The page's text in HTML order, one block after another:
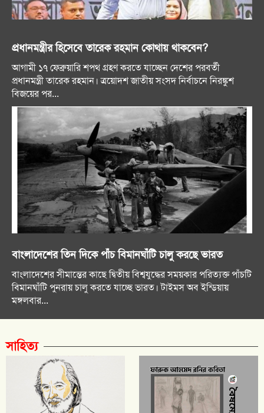
প্রধানমন্ত্রীর হিসেবে তারেক রহমান কোথায় থাকবেন?
আগামী ১৭ ফেব্রুয়ারি শপথ গ্রহণ করতে যাচ্ছেন দেশের পরবর্তী
প্রধানমন্ত্রী তারেক রহমান। ত্রয়োদশ জাতীয় সংসদ নির্বাচনে নিরঙ্কুশ
বিজয়ের পর...
বাংলাদেশের তিন দিকে পাঁচ বিমানঘাঁটি চালু করছে ভারত
বাংলাদেশের সীমান্তের কাছে দ্বিতীয় বিশ্বযুদ্ধের সময়কার পরিত্যক্ত পাঁচটি
বিমানঘাঁটি পুনরায় চালু করতে যাচ্ছে ভারত। টাইমস অব ইন্ডিয়ায়
মঙ্গলবার...
সাহিত্য